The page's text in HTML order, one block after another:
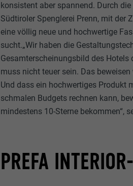
konsistent aber spannend. Durch
Südtiroler Spenglerei Prenn, mit der
eine völlig neue und hochwertige
sucht.„Wir haben die
Gesamterscheinungsbild des Hotels
muss nicht teuer sein. Das
Und dass ein hochwertiges Produkt
schmalen Budgets rechnen kann,
mindestens 10-Sterne bekommen“,
PREFA